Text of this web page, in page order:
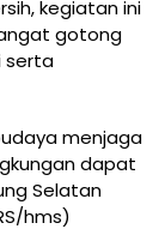
kegiatan ini
gotong
serta
menjaga
dapat
Selatan
hms)